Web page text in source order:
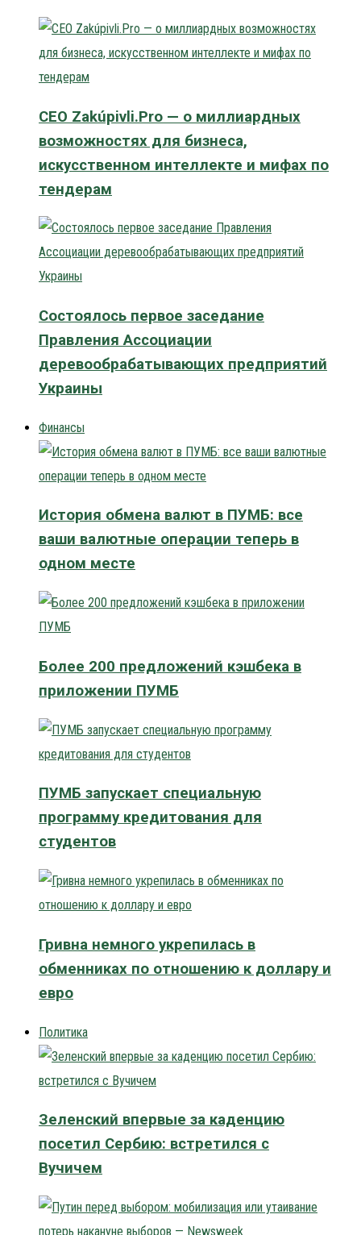
CEO Zakúpivli.Pro — о миллиардных
возможностях для бизнеса,
искусственном интеллекте и мифах по
тендерам
Состоялось первое заседание
Правления Ассоциации
деревообрабатывающих предприятий
Украины
Финансы
История обмена валют в ПУМБ: все
ваши валютные операции теперь в
одном месте
Более 200 предложений кэшбека в
приложении ПУМБ
ПУМБ запускает специальную
программу кредитования для
студентов
Гривна немного укрепилась в
обменниках по отношению к доллару и
евро
Политика
Зеленский впервые за каденцию
посетил Сербию: встретился с
Вучичем